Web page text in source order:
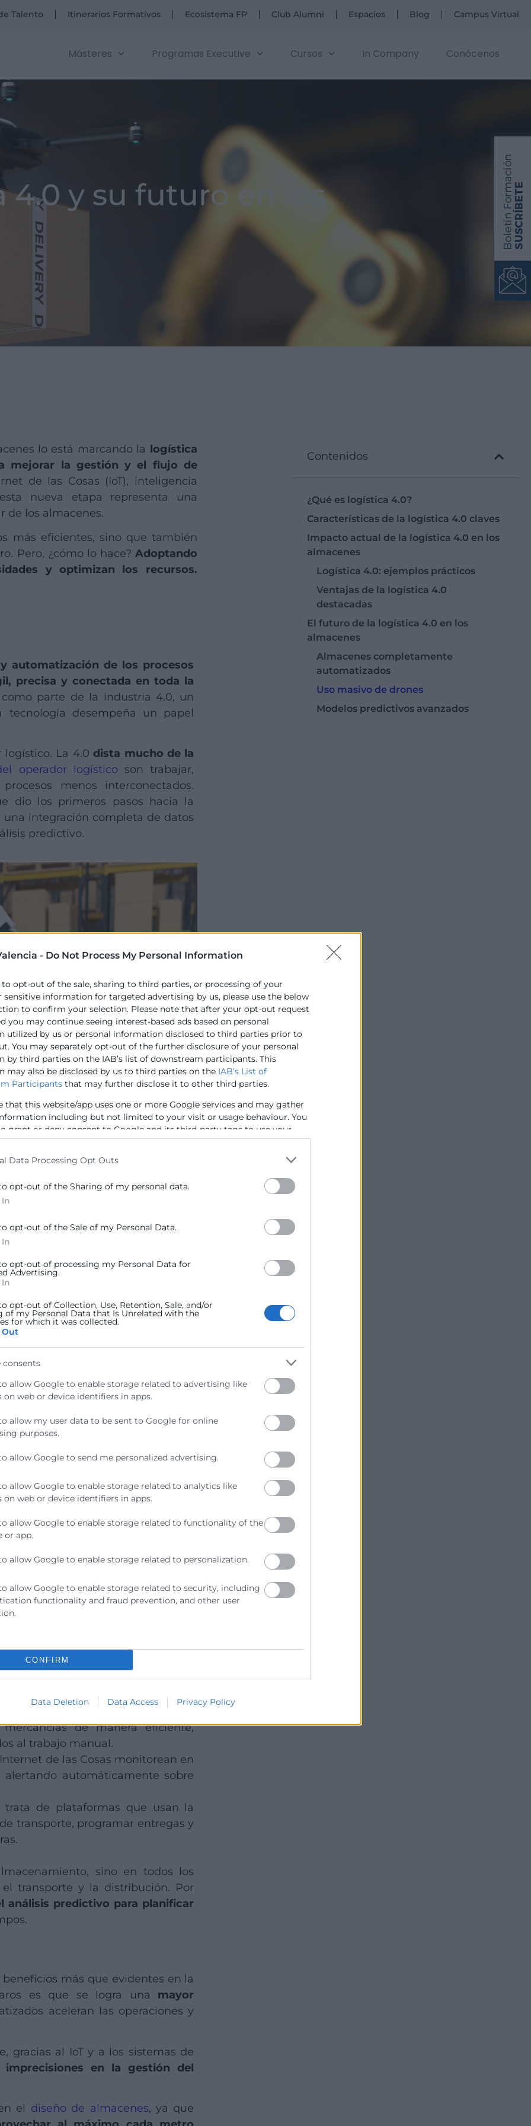
- Do Not Process My Personal Information
to opt-out of the sale, sharing to third parties, or processing of your
sensitive information for targeted advertising by us, please use the below
to confirm your selection. Please note that after your opt-out request
you may continue seeing interest-based ads based on personal
utilized by us or personal information disclosed to third parties prior to
You may separately opt-out of the further disclosure of your personal
by third parties on the IAB’s list of downstream participants. This
may also be disclosed by us to third parties on the IAB’s List of
Participants that may further disclose it to other third parties.
that this website/app uses one or more Google services and may gather
including but not limited to your visit or usage behaviour. You
grant or deny consent to Google and its third-party tags to use your
specified purposes in below Google consent section.
Data Processing Opt Outs
opt-out of the Sharing of my personal data.
opt-out of the Sale of my Personal Data.
opt-out of processing my Personal Data for
Advertising.
opt-out of Collection, Use, Retention, Sale, and/or
of my Personal Data that Is Unrelated with the
for which it was collected.
consents
allow Google to enable storage related to advertising like
on web or device identifiers in apps.
allow my user data to be sent to Google for online
purposes.
allow Google to send me personalized advertising.
allow Google to enable storage related to analytics like
on web or device identifiers in apps.
allow Google to enable storage related to functionality of the
or app.
allow Google to enable storage related to personalization.
allow Google to enable storage related to security, including
functionality and fraud prevention, and other user
CONFIRM
Data Deletion Data Access Privacy Policy
Talento Itinerarios Formativos Ecosistema FP Club Alumni Espacios Blog Campus Virtual
Másteres Programas Executive Cursos In Company Conócenos
4.0 y su futuro en los
lo está marcando la logística
mejorar la gestión y el flujo de
de las Cosas (IoT), inteligencia
nueva etapa representa una
de los almacenes.
más eficientes, sino que también
Pero, ¿cómo lo hace? Adoptando
y optimizan los recursos.
automatización de los procesos
precisa y conectada en toda la
parte de la industria 4.0, un
desempeña un papel
logístico. La 4.0 dista mucho de la
operador logísticoson trabajar,
menos interconectados.
dio los primeros pasos hacia la
integración completa de datos
predictivo.
4.0 claves
industria 4.0 se sustenta en una
procesos y tomar decisiones más
conectados que monitorean y
analizan datos para facilitar la
autónomos como los denominados
de datos para identificar
sí distintas áreas de la cadena
de venta físicos y digitales.
ofrecemos el mejor
cambios. Con nuestros cursos,
herramientas de mejora continua
4.0 en los
etapa del proceso. Veamos esa
en un entorno de industria
una de las mayores
innovaciones
de manera eficiente,
al trabajo manual.
de las Cosas monitorean en
automáticamente sobre
trata de plataformas que usan la
transporte, programar entregas y
sino en todos los
transporte y la distribución. Por
predictivo para planificar
más que evidentes en la
es que se logra una mayor
aceleran las operaciones y
gracias al IoT y a los sistemas de
imprecisiones en la gestión del
el diseño de almacenes, ya que
Contenidos
¿Qué es logística 4.0?
Características de la logística 4.0 claves
Impacto actual de la logística 4.0 en los
almacenes
Logística 4.0: ejemplos prácticos
Ventajas de la logística 4.0
destacadas
El futuro de la logística 4.0 en los
almacenes
Almacenes completamente
automatizados
Uso masivo de drones
Modelos predictivos avanzados